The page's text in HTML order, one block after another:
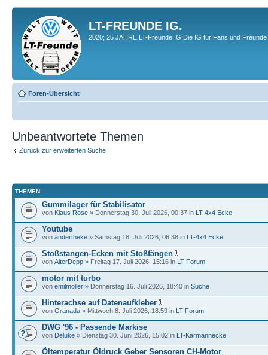
LT-FREUNDE IG.
2020; 25 JAHRE LT-Freunde IG.Die IG für Fans und
Foren-Übersicht
Unbeantwortete Themen
Zurück zur erweiterten Suche
THEMEN
Gummilager für Stabilisator
von Klaus Rose » Donnerstag 30. Juli 2026, 00:37 in LT-4x4 Ecke
Youtube
von andertheke » Samstag 18. Juli 2026, 06:38 in LT-4x4 Ecke
Stoßstangen-Ecken mit Stoßfängen
von AlterDepp » Freitag 17. Juli 2026, 15:16 in LT-Forum
motor mit turbo
von emilmoller » Donnerstag 16. Juli 2026, 18:40 in Suche
Hinterachse auf Datenaufkleber
von Granada » Mittwoch 8. Juli 2026, 18:59 in LT-Forum
DWG '96 - Passende Markise
von Deluke » Dienstag 30. Juni 2026, 15:02 in LT-Karmannecke
Öltemperatur Öldruck Geber Sensoren CH-Motor